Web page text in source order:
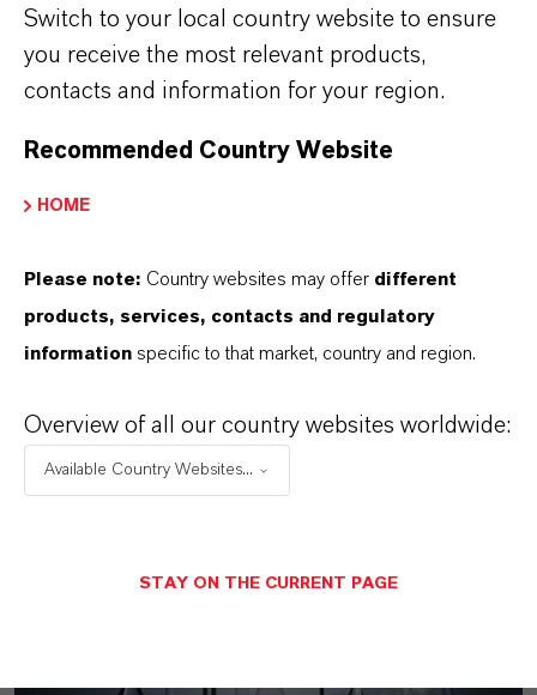
ARTIKEL
Einfärben von zementfreien Betonen
mit Eisenoxidpigmenten
Switch to your local country website to ensure
you receive the most relevant products,
contacts and information for your region.
Recommended Country Website
HOME
Please note: Country websites may offer different
products, services, contacts and regulatory
information specific to that market, country and region.
Overview of all our country websites worldwide:
Available Country Websites...
STAY ON THE CURRENT PAGE